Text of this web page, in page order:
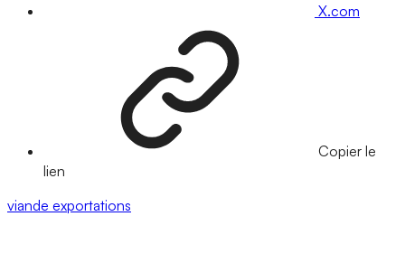
X.com
Copier le
lien
viande exportations